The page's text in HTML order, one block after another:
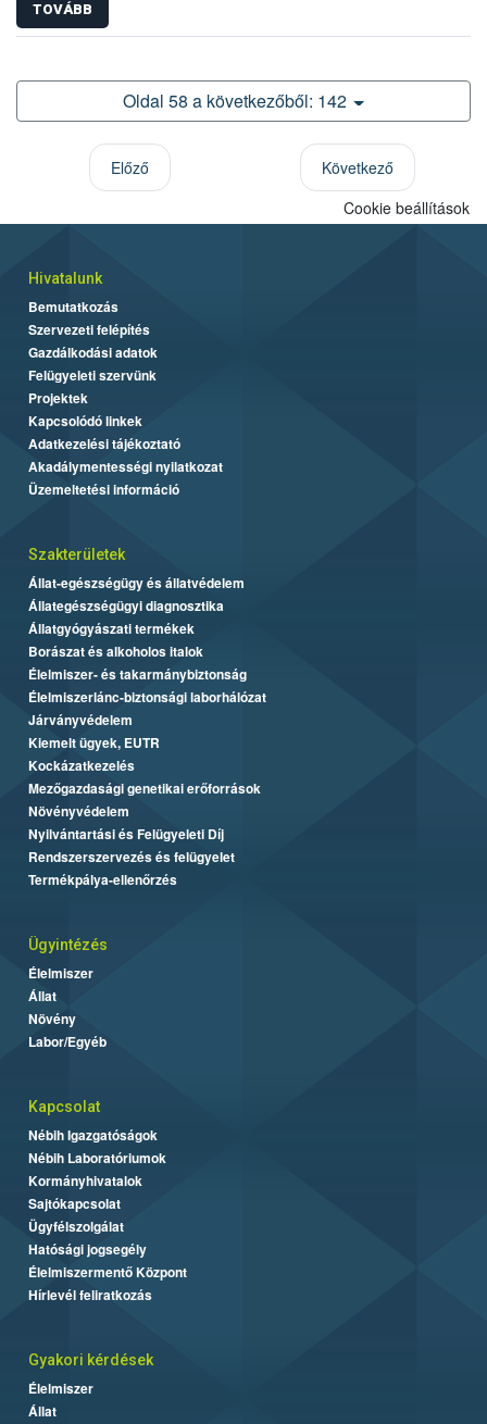
TOVÁBB
Oldal 58 a következőből: 142
Előző
Következő
Cookie beállítások
Hivatalunk
Bemutatkozás
Szervezeti felépítés
Gazdálkodási adatok
Felügyeleti szervünk
Projektek
Kapcsolódó linkek
Adatkezelési tájékoztató
Akadálymentességi nyilatkozat
Üzemeltetési információ
Szakterületek
Állat-egészségügy és állatvédelem
Állategészségügyi diagnosztika
Állatgyógyászati termékek
Borászat és alkoholos italok
Élelmiszer- és takarmánybiztonság
Élelmiszerlánc-biztonsági laborhálózat
Járványvédelem
Kiemelt ügyek, EUTR
Kockázatkezelés
Mezőgazdasági genetikai erőforrások
Növényvédelem
Nyilvántartási és Felügyeleti Díj
Rendszerszervezés és felügyelet
Termékpálya-ellenőrzés
Ügyintézés
Élelmiszer
Állat
Növény
Labor/Egyéb
Kapcsolat
Nébih Igazgatóságok
Nébih Laboratóriumok
Kormányhivatalok
Sajtókapcsolat
Ügyfélszolgálat
Hatósági jogsegély
Élelmiszermentő Központ
Hírlevél feliratkozás
Gyakori kérdések
Élelmiszer
Állat